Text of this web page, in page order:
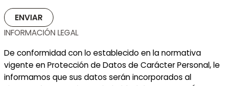
ENVIAR
INFORMACIÓN LEGAL
De conformidad con lo establecido en la normativa
vigente en Protección de Datos de Carácter Personal, le
informamos que sus datos serán incorporados al